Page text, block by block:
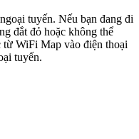
tuyến. Nếu bạn đang đi
đắt đỏ hoặc không thể
WiFi Map vào điện thoại
tuyến.